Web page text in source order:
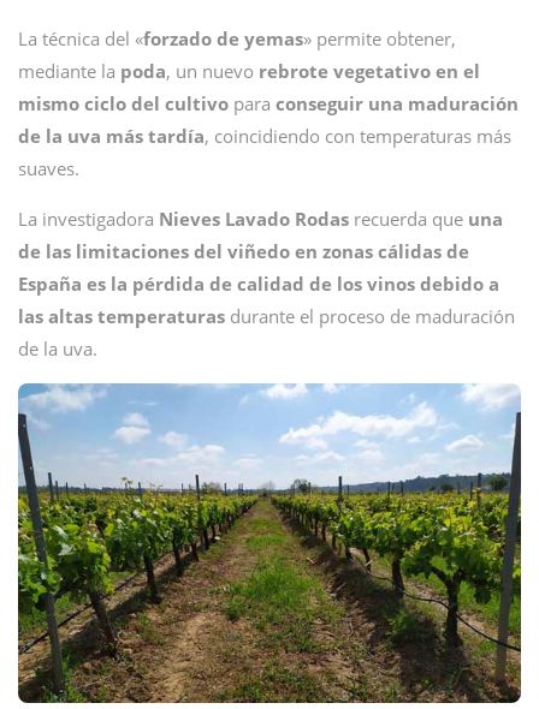
La técnica del «forzado de yemas» permite obtener,
mediante la poda, un nuevo rebrote vegetativo en el
mismo ciclo del cultivo para conseguir una maduración
de la uva más tardía, coincidiendo con temperaturas más
suaves.
La investigadora Nieves Lavado Rodas recuerda que una
de las limitaciones del viñedo en zonas cálidas de
España es la pérdida de calidad de los vinos debido a
las altas temperaturas durante el proceso de maduración
de la uva.